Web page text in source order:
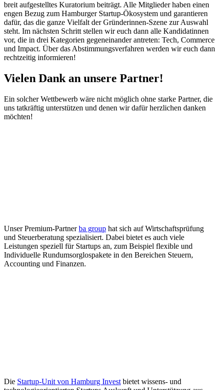
breit aufgestelltes Kuratorium beiträgt. Alle Mitglieder haben einen
engen Bezug zum Hamburger Startup-Ökosystem und garantieren
dafür, das die ganze Vielfalt der Gründerinnen-Szene zur Auswahl
steht. Im nächsten Schritt stellen wir euch dann alle Kandidatinnen
vor, die in drei Kategorien gegeneinander antreten: Tech, Commerce
und Impact. Über das Abstimmungsverfahren werden wir euch dann
rechtzeitig informieren!
Vielen Dank an unsere Partner!
Ein solcher Wettbewerb wäre nicht möglich ohne starke Partner, die
uns tatkräftig unterstützen und denen wir dafür herzlichen danken
möchten!
Unser Premium-Partnerba group hat sich auf Wirtschaftsprüfung
und Steuerberatung spezialisiert. Dabei bietet es auch viele
Leistungen speziell für Startups an, zum Beispiel flexible und
Individuelle Rundumsorglospakete in den Bereichen Steuern,
Accounting und Finanzen.
Die Startup-Unit von Hamburg Invest bietet wissens- und